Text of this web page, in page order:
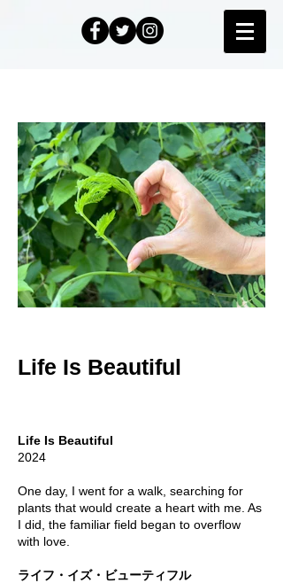
Life Is Beautiful
Life Is Beautiful
2024
One day, I went for a walk, searching for
plants that would create a heart with me. As
I did, the familiar field began to overflow
with love.
ライフ・イズ・ビューティフル